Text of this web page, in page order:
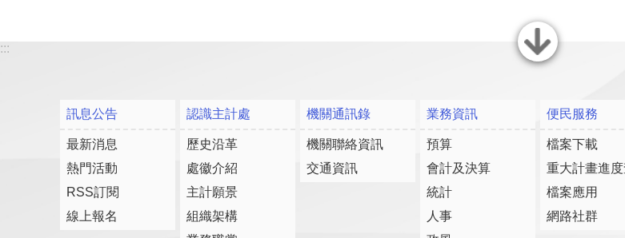
關閉
:::
訊息公告
最新消息
熱門活動
RSS訂閱
線上報名
認識主計處
歷史沿革
處徽介紹
主計願景
組織架構
機關通訊錄
機關聯絡資訊
交通資訊
業務資訊
預算
會計及決算
統計
人事
便民服務
檔案下載
重大計畫進
檔案應用
網路社群